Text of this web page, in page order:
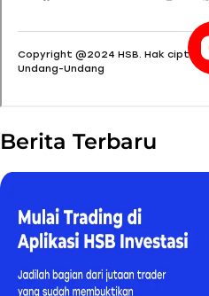
Berita Terbaru